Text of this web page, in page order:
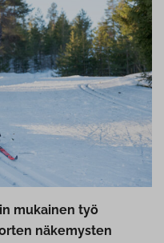
mukainen työ
näkemysten